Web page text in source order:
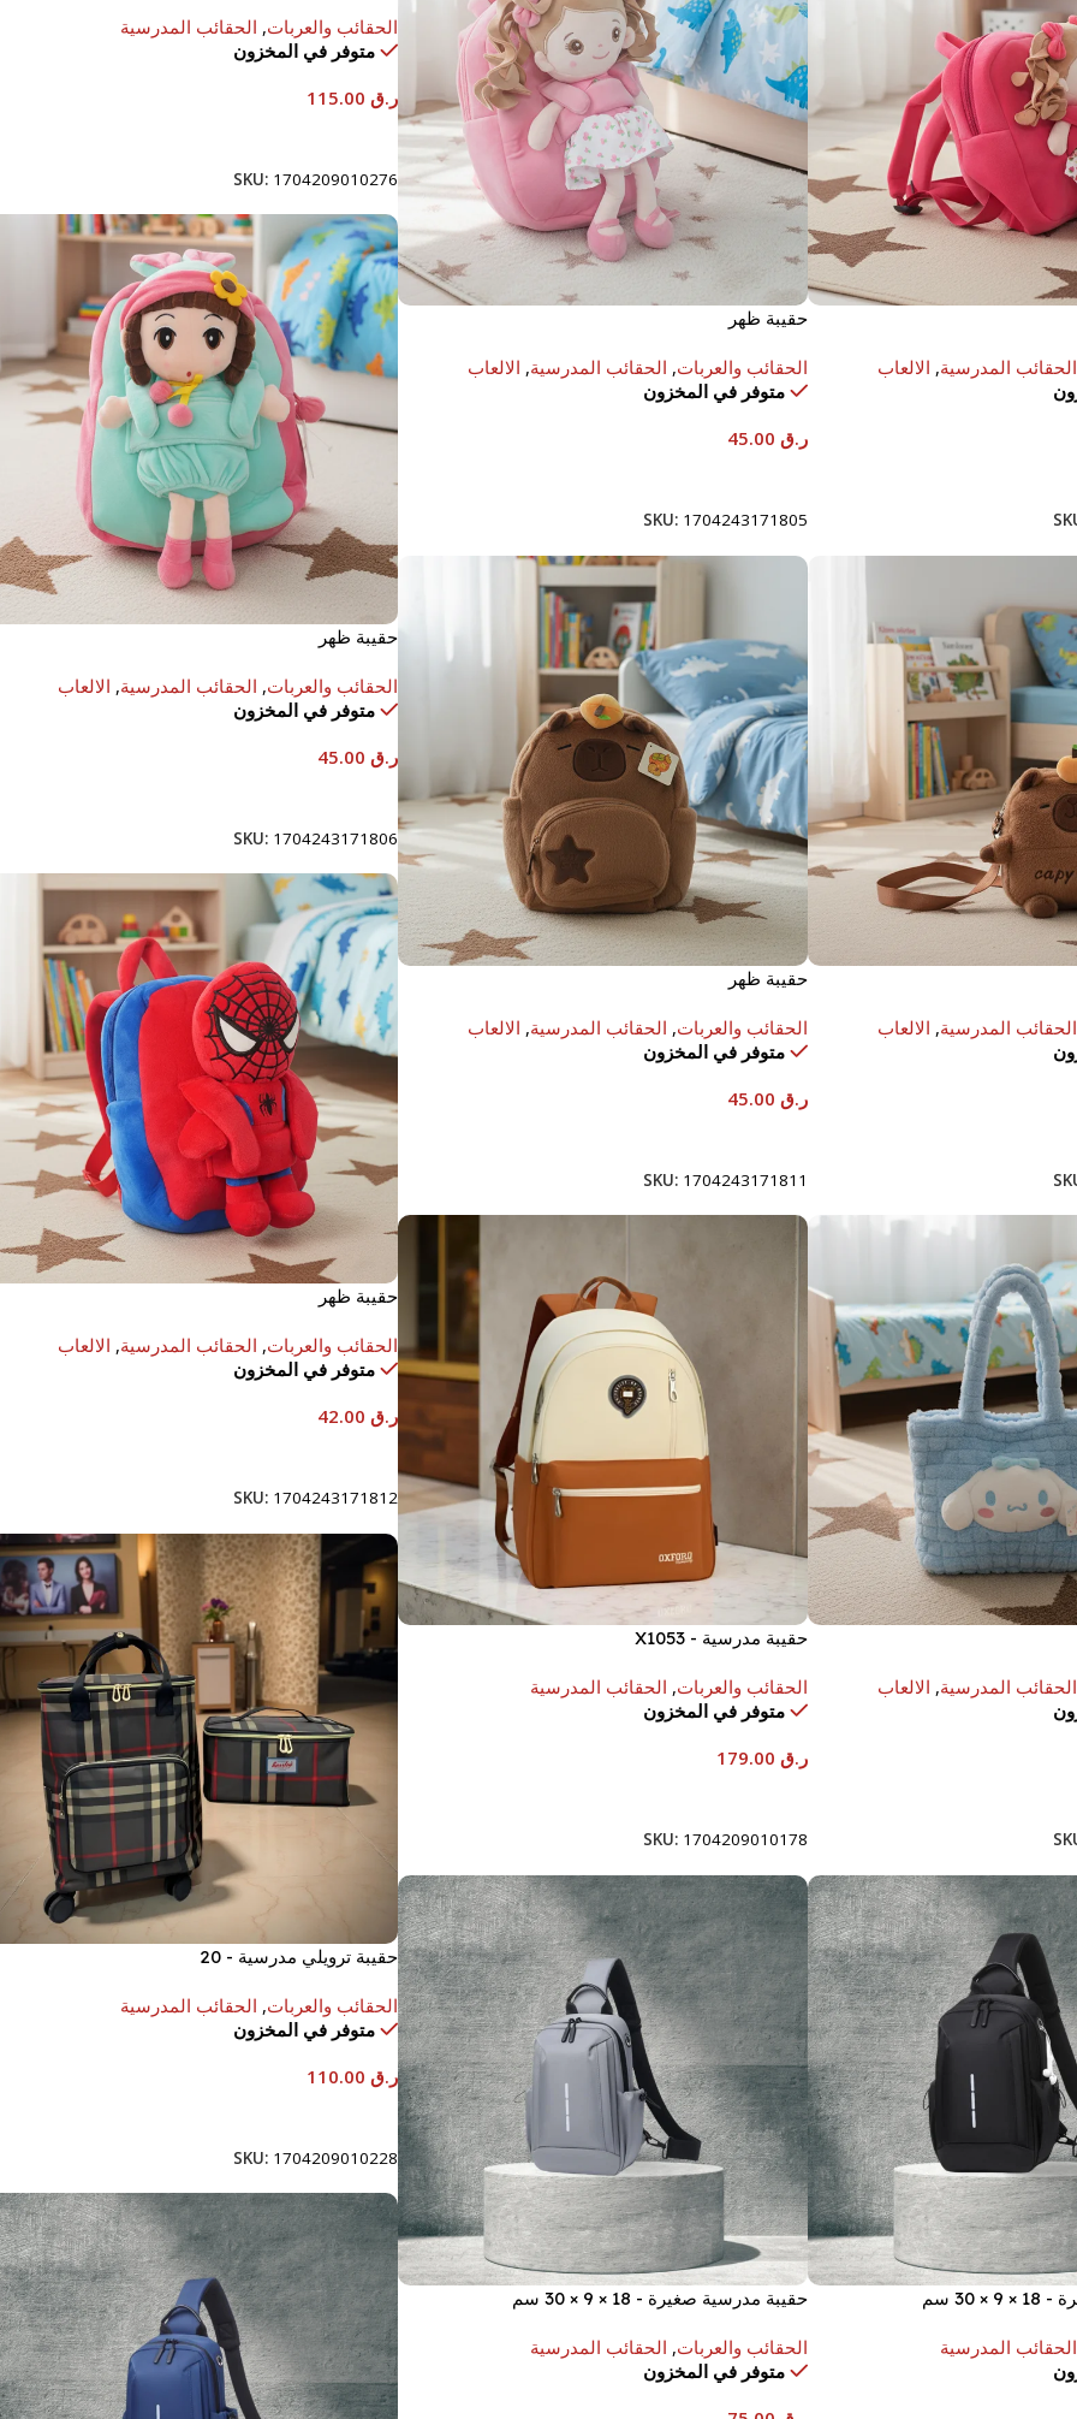
الحقائب والعربات, الحقائب المدرسية
متوفر في المخزون
ر.ق
SKU: 1704209010276
الحقائب المدرسية, الالعاب
حقيبة ظهر
الحقائب والعربات, الحقائب المدرسية, الالعاب
متوفر في المخزون
ر.ق
SKU: 1704243171805
حقيبة ظهر
الحقائب والعربات, الحقائب المدرسية, الالعاب
متوفر في المخزون
ر.ق
SKU: 1704243171806
الحقائب المدرسية, الالعاب
حقيبة ظهر
الحقائب والعربات, الحقائب المدرسية, الالعاب
متوفر في المخزون
ر.ق
SKU: 1704243171811
حقيبة ظهر
الحقائب والعربات, الحقائب المدرسية, الالعاب
متوفر في المخزون
ر.ق
SKU: 1704243171812
الحقائب المدرسية, الالعاب
حقيبة مدرسية - X1053
الحقائب والعربات, الحقائب المدرسية
متوفر في المخزون
ر.ق
SKU: 1704209010178
حقيبة ترويلي مدرسية - 20
الحقائب والعربات, الحقائب المدرسية
متوفر في المخزون
ر.ق
SKU: 1704209010228
30 سم
الحقائب المدرسية
حقيبة مدرسية صغيرة - 18 × 9 × 30 سم
الحقائب والعربات, الحقائب المدرسية
متوفر في المخزون